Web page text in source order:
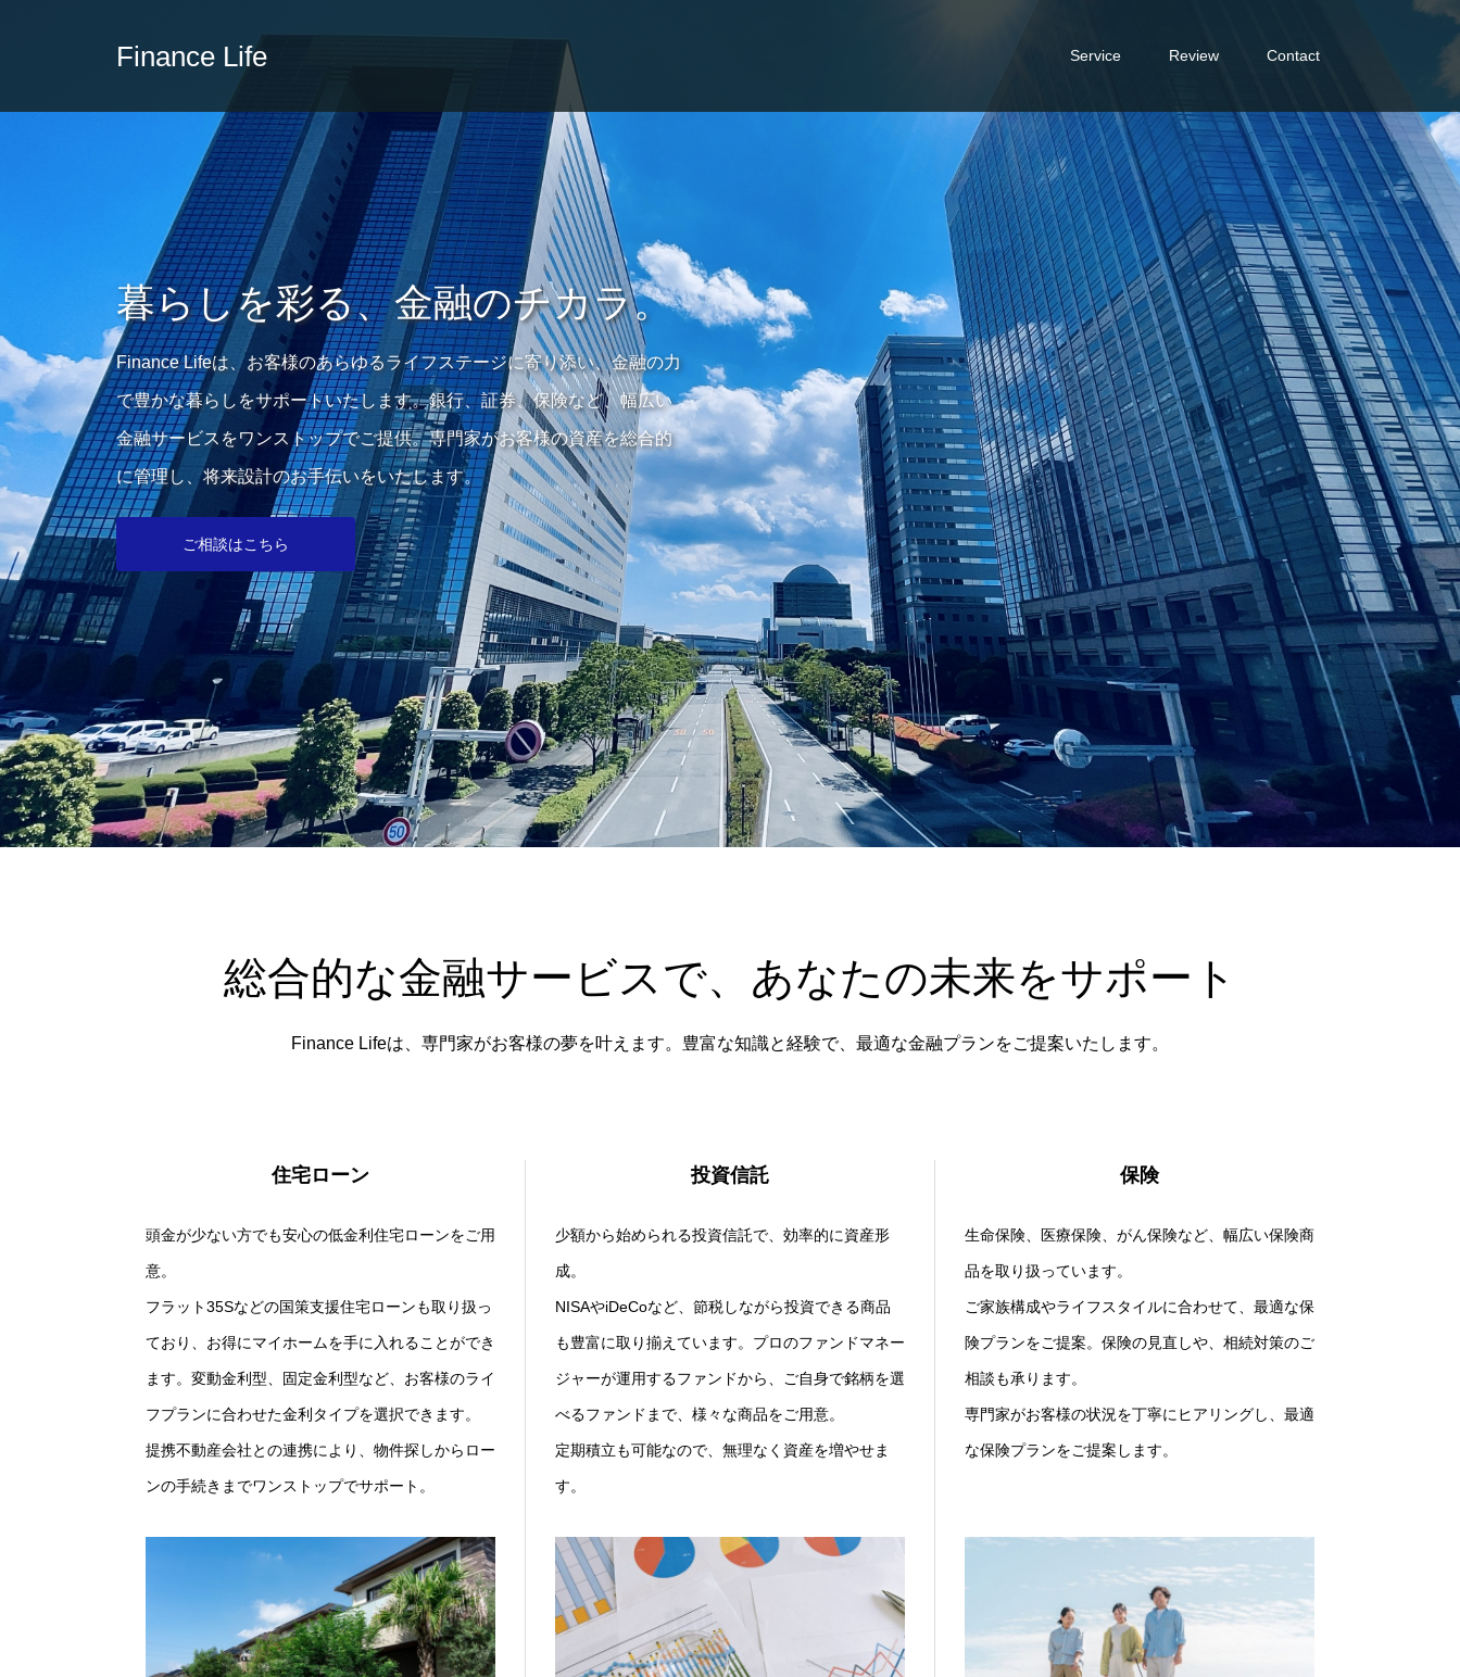
Finance Life Service Review Contact
暮らしを彩る、金融のチカラ。
Finance Lifeは、お客様のあらゆるライフステージに寄り添い、金融の力
で豊かな暮らしをサポートいたします。銀行、証券、保険など、幅広い
金融サービスをワンストップでご提供。専門家がお客様の資産を総合的
に管理し、将来設計のお手伝いをいたします。
ご相談はこちら
総合的な金融サービスで、あなたの未来をサポート
Finance Lifeは、専門家がお客様の夢を叶えます。豊富な知識と経験で、最適な金融プランをご提案いたします。
住宅ローン
頭金が少ない方でも安心の低金利住宅ローンをご用
意。
フラット35Sなどの国策支援住宅ローンも取り扱っ
ており、お得にマイホームを手に入れることができ
ます。変動金利型、固定金利型など、お客様のライ
フプランに合わせた金利タイプを選択できます。
提携不動産会社との連携により、物件探しからロー
ンの手続きまでワンストップでサポート。
投資信託
少額から始められる投資信託で、効率的に資産形
成。
NISAやiDeCoなど、節税しながら投資できる商品
も豊富に取り揃えています。プロのファンドマネー
ジャーが運用するファンドから、ご自身で銘柄を選
べるファンドまで、様々な商品をご用意。
定期積立も可能なので、無理なく資産を増やせま
す。
保険
生命保険、医療保険、がん保険など、幅広い保険商
品を取り扱っています。
ご家族構成やライフスタイルに合わせて、最適な保
険プランをご提案。保険の見直しや、相続対策のご
相談も承ります。
専門家がお客様の状況を丁寧にヒアリングし、最適
な保険プランをご提案します。